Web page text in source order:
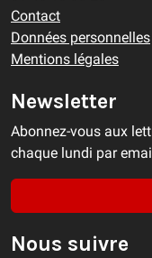
Contact
Données personnelles
Mentions légales
Newsletter
Abonnez-vous aux
chaque lundi par
Nous suivre